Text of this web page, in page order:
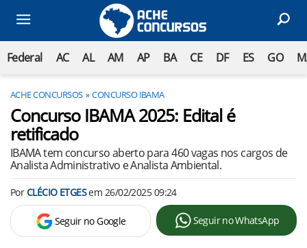
Federal AC AL AM AP BA CE DF ES GO
ACHE CONCURSOS CONCURSO IBAMA
Concurso IBAMA 2025: Edital é
retificado
IBAMA tem concurso aberto para 460 vagas nos cargos de
Analista Administrativo e Analista Ambiental.
PorCLÉCIO ETGESem 26/02/2025 09:24
Seguir no Google Seguir no WhatsApp